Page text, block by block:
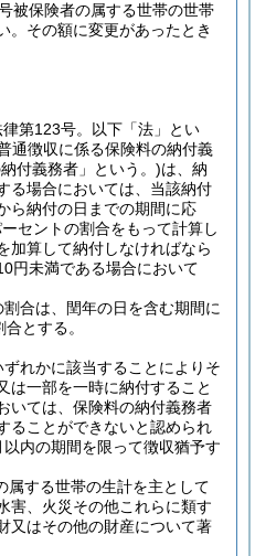
被保険者の属する世帯の世帯
。 その額に変更があったとき
第123号。以下「法」とい
通徴収に係る保険料の納付義
付義務者」という。)は、納
る場合においては、当該納付
ら納付の日までの期間に応
セントの割合をもって計算し
加算して納付しなければなら
円未満である場合において
合は、閏年の日を含む期間に
とする。
ずれかに該当することによりそ
は一部を一時に納付すること
いては、保険料の納付義務者
ることができないと認められ
内の期間を限って徴収猶予す
属する世帯の生計を主として
害、火災その他これらに類す
又はその他の財産について著